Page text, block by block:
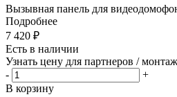
Вызывная панель для
Подробнее
7 420 ₽
Есть в наличии
Узнать цену для партнеров /
-
+
В корзину